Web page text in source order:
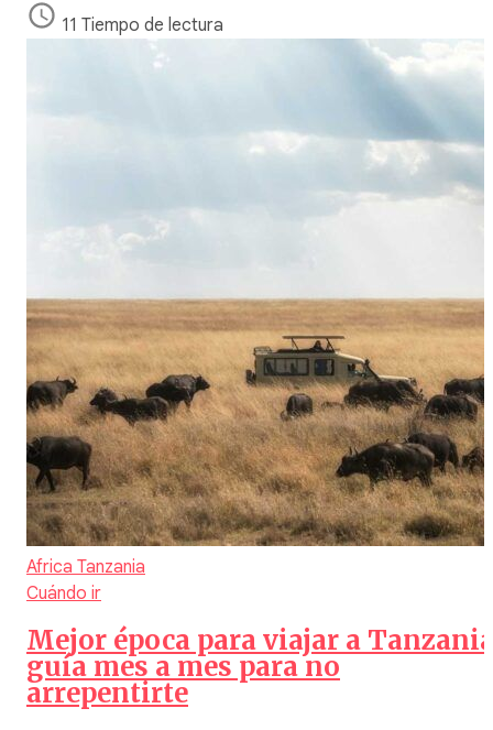
11 Tiempo de lectura
Africa Tanzania
Cuándo ir
Mejor época para viajar a
guía mes a mes para no
arrepentirte